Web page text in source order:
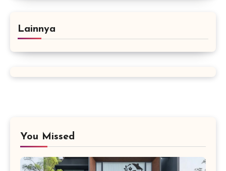
Lainnya
You Missed